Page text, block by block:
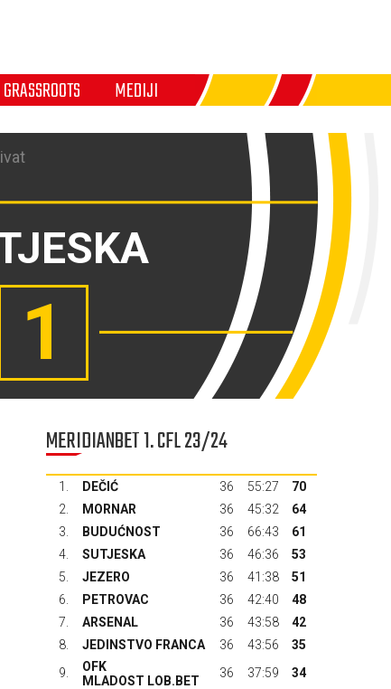
GRASSROOTS MEDIJI
1
MERIDIANBET 1. CFL 23/24
1. DEČIĆ 36 55:27
70
2.
MORNAR 36 45:32
64
3.
BUDUĆNOST 36 66:43
61
4.
SUTJESKA 36 46:36
53
5.
JEZERO 36 41:38
51
6.
PETROVAC 36 42:40
48
7.
ARSENAL 36 43:58
42
8.
JEDINSTVO FRANCA 36 43:56
35
9.
OFK
MLADOST LOB.BET
36 37:59
34